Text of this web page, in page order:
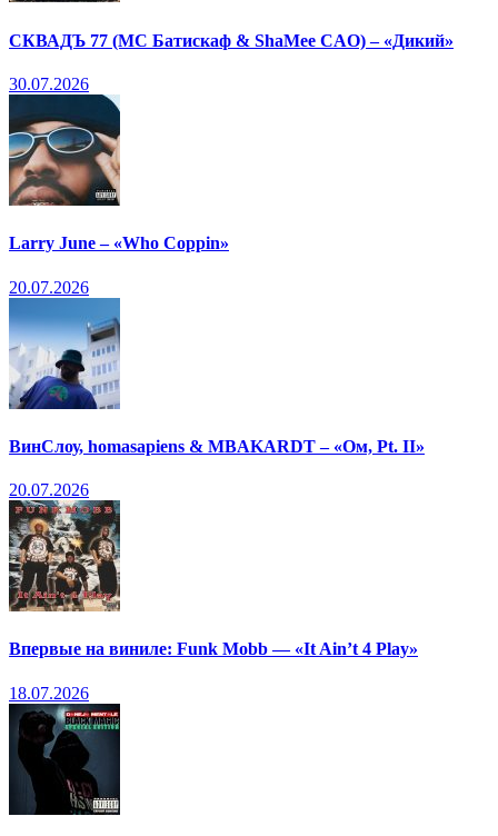
СКВАДЪ 77 (МС Батискаф & ShaMee CAO) – «Дикий»
30.07.2026
Larry June – «Who Coppin»
20.07.2026
ВинСлоу, homasapiens & MBAKARDT – «Ом, Pt. II»
20.07.2026
Впервые на виниле: Funk Mobb — «It Ain’t 4 Play»
18.07.2026